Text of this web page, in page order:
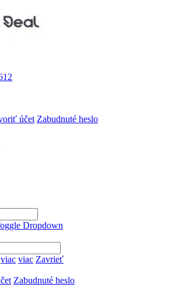
účet Zabudnuté heslo
Dropdown
viac viac Zavrieť
Zabudnuté heslo